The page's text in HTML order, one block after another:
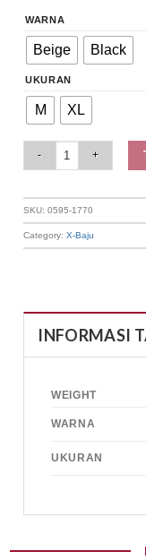
WARNA
Beige Black
UKURAN
M XL
SKU:0595-1770
Category:X-Baju
INFORMASI
WEIGHT
WARNA
UKURAN